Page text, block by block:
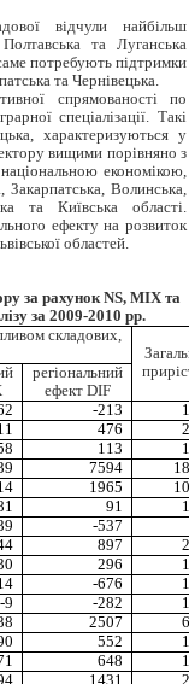
відчули найбільш
та Луганська
потребують підтримки
та Чернівецька.
спрямованості по
спеціалізації. Такі
характеризуються у
вищими порівняно з
економікою,
Волинська,
та Київська області.
ефекту на розвиток
областей.
за рахунокNS, MIX та
за 2009-2010 рр.
складових,
регіональний
ефект DIF
-213
476
113
7594
1965
91
-537
897
296
-676
-9 -282
2507
552
648
1431